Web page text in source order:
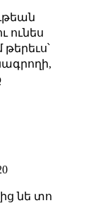
ունես
նե տո